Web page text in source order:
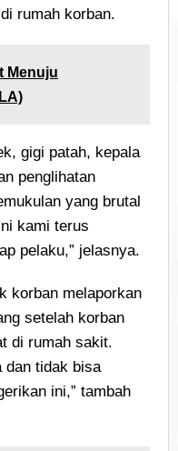
rumah korban.
Menuju
gigi patah, kepala
penglihatan
yang brutal
kami terus
pelaku,” jelasnya.
korban melaporkan
setelah korban
di rumah sakit.
dan tidak bisa
ini,” tambah